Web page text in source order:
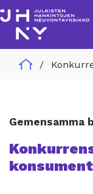
till
huvudinnehåll
Hankinnat
Home
Gemensamma